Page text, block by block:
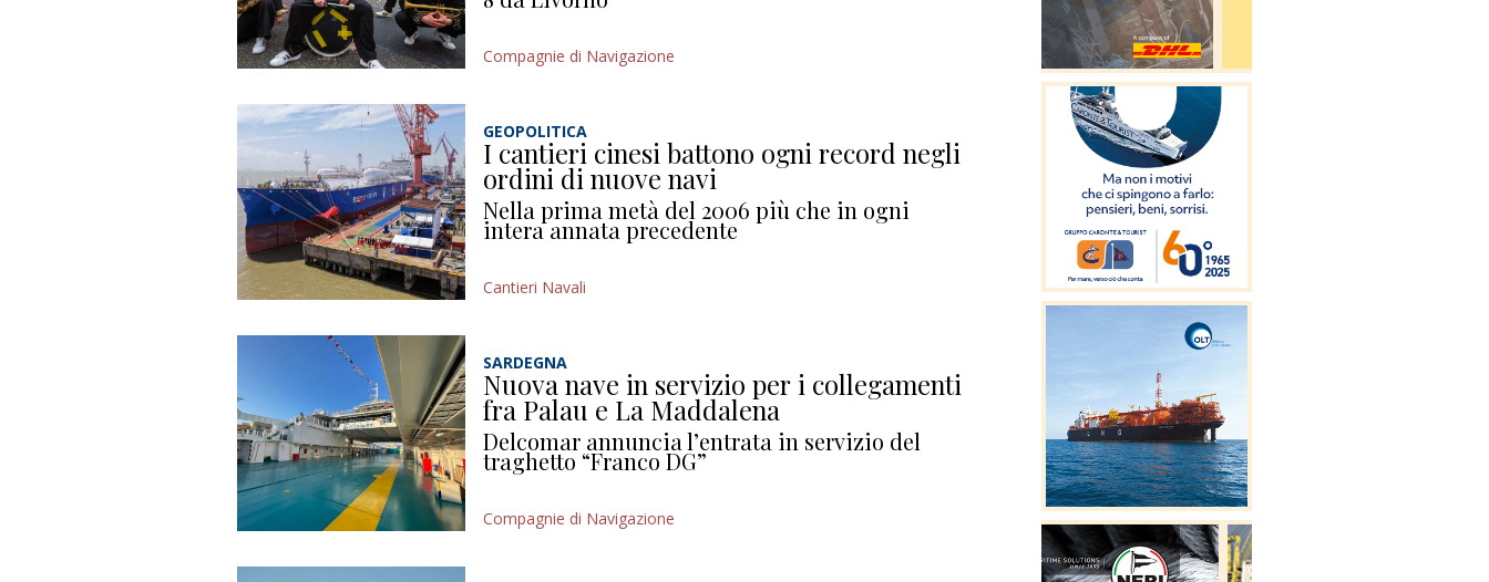
Compagnie di Navigazione
GEOPOLITICA
I cantieri cinesi battono ogni record negli
ordini di nuove navi
Nella prima metà del 2006 più che in ogni
intera annata precedente
Cantieri Navali
SARDEGNA
Nuova nave in servizio per i collegamenti
fra Palau e La Maddalena
Delcomar annuncia l’entrata in servizio del
traghetto “Franco DG”
Compagnie di Navigazione